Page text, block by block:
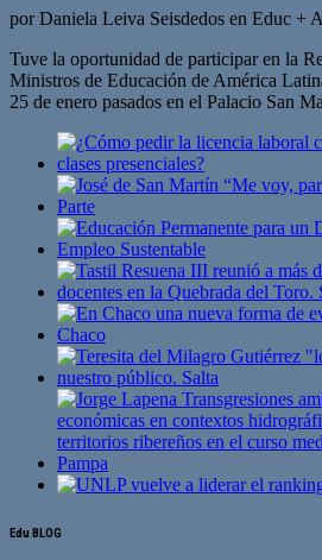
por Daniela Leiva Seisdedos en Educ +
Tuve la oportunidad de participar en la
Ministros de Educación de América
25 de enero pasados en el Palacio San
Edu BLOG